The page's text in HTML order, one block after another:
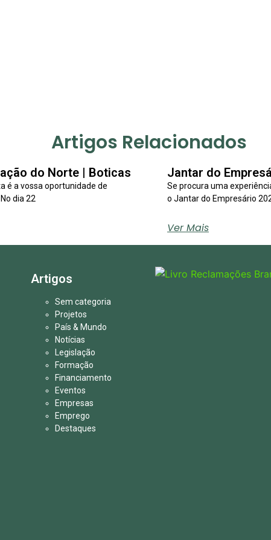
Artigos Relacionados
do Norte | Boticas
é a vossa oportunidade de
dia 22
Jantar do
Se procura uma
o Jantar do Empresário
Ver Mais
Artigos
Sem categoria
Projetos
País & Mundo
Notícias
Legislação
Formação
Financiamento
Eventos
Empresas
Emprego
Destaques